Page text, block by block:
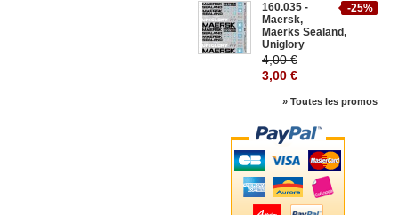
-25%
160.035 -
Maersk,
Maerks Sealand,
Uniglory
4,00 €
3,00 €
» Toutes les promos